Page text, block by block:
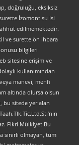
doğruluğu, eksiksiz
İzomont su Isi
edilmemektedir.
ve surette ön ihbara
bilgileri
sitesine erişim ve
kullanımından
manevi, menfi
altında olursa olsun
bu sitede yer alan
Fikri Mülkiyet Bu
olmayan, tüm